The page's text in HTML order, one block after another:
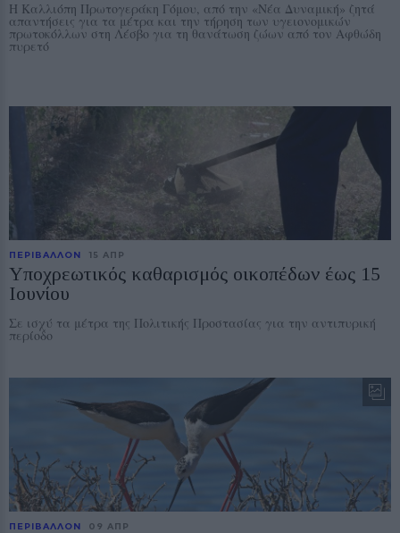
Η Καλλιόπη Πρωτογεράκη Γόμου, από την «Νέα Δυναμική» ζητά
απαντήσεις για τα μέτρα και την τήρηση των υγειονομικών
πρωτοκόλλων στη Λέσβο για τη θανάτωση ζώων από τον Αφθώδη
πυρετό
ΠΕΡΙΒΑΛΛΟΝ 15 ΑΠΡ
Υποχρεωτικός καθαρισμός οικοπέδων έως 15
Ιουνίου
Σε ισχύ τα μέτρα της Πολιτικής Προστασίας για την αντιπυρική
περίοδο
ΠΕΡΙΒΑΛΛΟΝ 09 ΑΠΡ